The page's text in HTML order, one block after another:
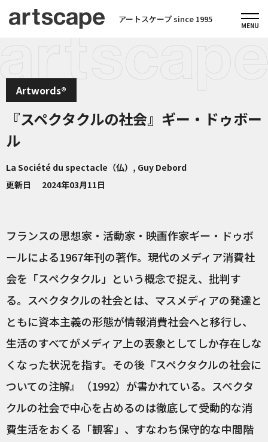
アートスケープ since 1995
Artwords®
『スペクタクルの社会』ギー・ドゥボー
ル
La Société du spectacle（仏）, Guy Debord
更新日
2024年03月11日
フランスの思想家・活動家・映画作家ギー・ドゥボ
ールによる1967年刊の著作。現代のメディア消費社
会を「スペクタクル」という概念で捉え、批判す
る。スペクタクルの社会とは、マスメディアの発達と
ともに資本主義の形態が情報消費社会へと移行し、
生活のすべてがメディア上の表象としてしか存在しな
くなった状況を指す。その後『スペクタクルの社会に
ついての注解』（1992）が書かれている。スペクタ
クルの社会で中心を占めるのは徹底して受動的な消
費生活をおくる「観客」、すなわち保守的な中間階